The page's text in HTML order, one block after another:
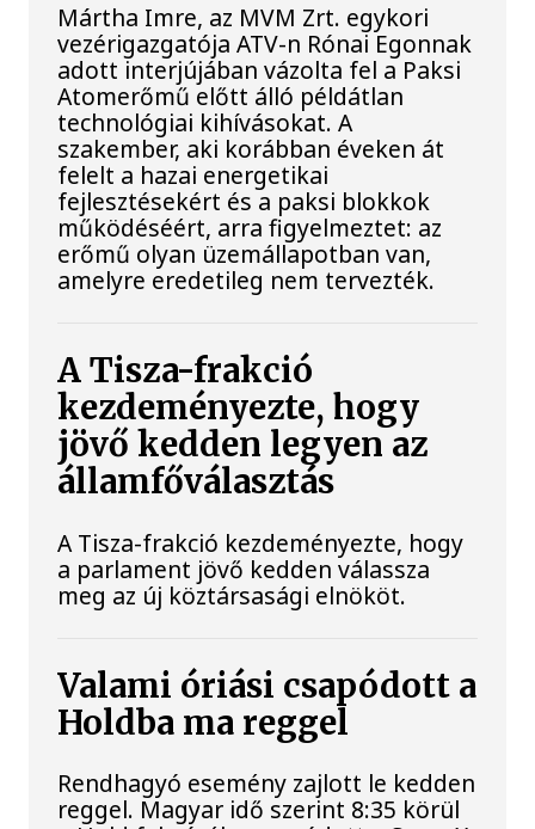
Mártha Imre, az MVM Zrt. egykori
vezérigazgatója ATV-n Rónai Egonnak
adott interjújában vázolta fel a Paksi
Atomerőmű előtt álló példátlan
technológiai kihívásokat. A
szakember, aki korábban éveken át
felelt a hazai energetikai
fejlesztésekért és a paksi blokkok
működéséért, arra figyelmeztet: az
erőmű olyan üzemállapotban van,
amelyre eredetileg nem tervezték.
A Tisza-frakció
kezdeményezte, hogy
jövő kedden legyen az
államfőválasztás
A Tisza-frakció kezdeményezte, hogy
a parlament jövő kedden válassza
meg az új köztársasági elnököt.
Valami óriási csapódott a
Holdba ma reggel
Rendhagyó esemény zajlott le kedden
reggel. Magyar idő szerint 8:35 körül